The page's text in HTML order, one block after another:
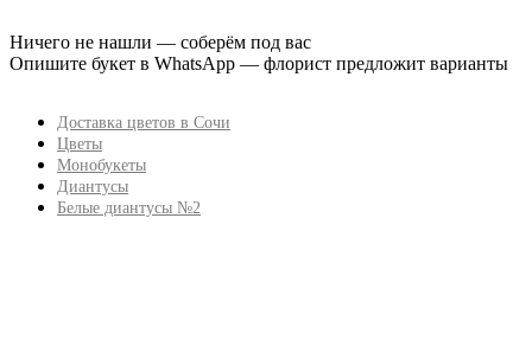
Ничего не нашли — соберём под вас
Опишите букет в WhatsApp — флорист предложит варианты
Доставка цветов в Сочи
Цветы
Монобукеты
Диантусы
Белые диантусы №2